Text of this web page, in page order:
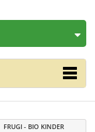
FRUGI - BIO KINDER